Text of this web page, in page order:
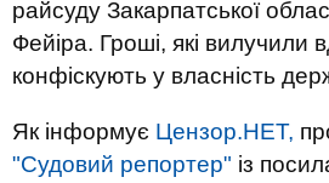
райсуду Закарпатської
Фейіра. Гроші, які вилучили
конфіскують у власність
Як інформує Цензор.НЕТ,
"Судовий репортер" із